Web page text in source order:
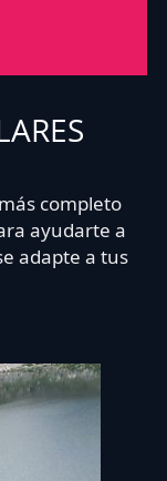
completo
ayudarte a
adapte a tus